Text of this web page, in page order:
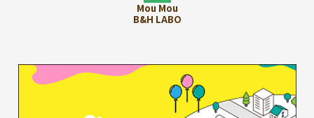
Mou Mou
B&H LABO